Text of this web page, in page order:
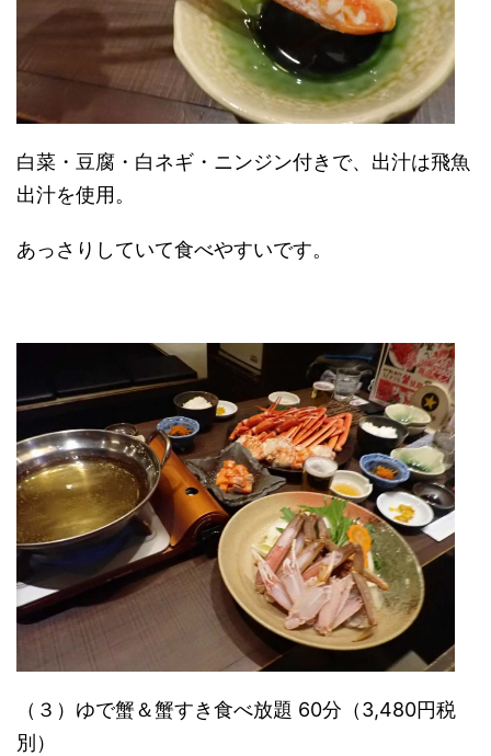
白菜・豆腐・白ネギ・ニンジン付きで、出汁は飛魚
出汁を使用。
あっさりしていて食べやすいです。
（３）ゆで蟹＆蟹すき食べ放題 60分（3,480円税
別）